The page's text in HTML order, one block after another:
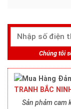
Chúng tôi
TRANH BẮC NINH
Sản phảm cam